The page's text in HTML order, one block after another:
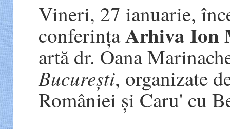
Vineri, 27 ianuarie,
conferințaArhiva Ion
artă dr. Oana
București, organizate
României și Caru' cu